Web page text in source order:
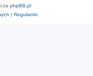
phpBB.pl
| Regulamin